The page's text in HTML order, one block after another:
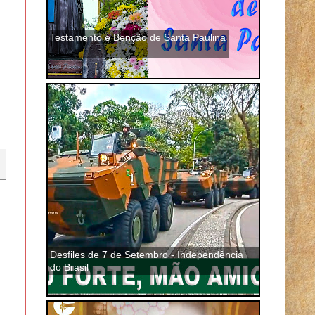
Testamento e Benção de Santa Paulina
Desfiles de 7 de Setembro - Independência
do Brasil